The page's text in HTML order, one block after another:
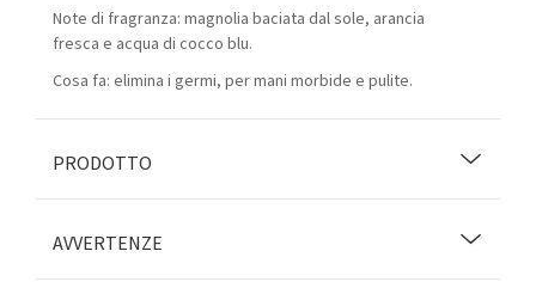
Note di fragranza: magnolia baciata dal sole, arancia
fresca e acqua di cocco blu.
Cosa fa: elimina i germi, per mani morbide e pulite.
PRODOTTO
AVVERTENZE